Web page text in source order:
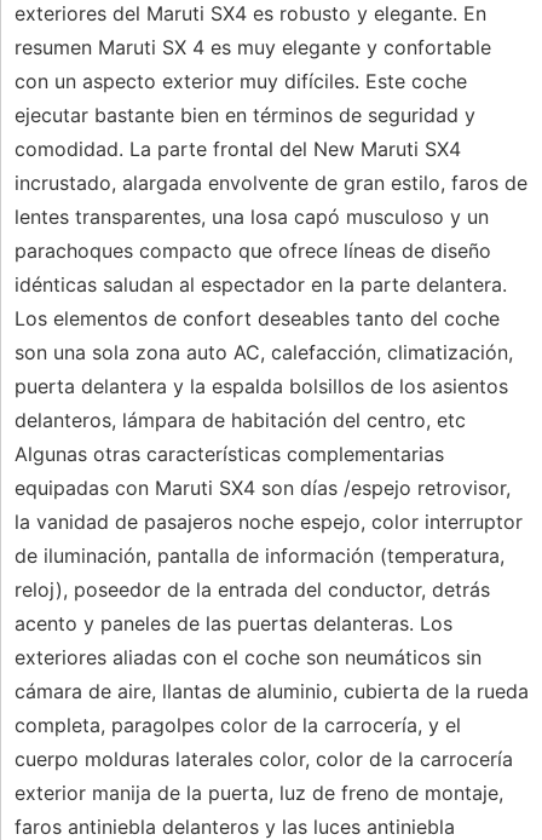
exteriores del Maruti SX4 es robusto y elegante. En
resumen Maruti SX 4 es muy elegante y confortable
con un aspecto exterior muy difíciles. Este coche
ejecutar bastante bien en términos de seguridad y
comodidad. La parte frontal del New Maruti SX4
incrustado, alargada envolvente de gran estilo, faros de
lentes transparentes, una losa capó musculoso y un
parachoques compacto que ofrece líneas de diseño
idénticas saludan al espectador en la parte delantera.
Los elementos de confort deseables tanto del coche
son una sola zona auto AC, calefacción, climatización,
puerta delantera y la espalda bolsillos de los asientos
delanteros, lámpara de habitación del centro, etc
Algunas otras características complementarias
equipadas con Maruti SX4 son días /espejo retrovisor,
la vanidad de pasajeros noche espejo, color interruptor
de iluminación, pantalla de información (temperatura,
reloj), poseedor de la entrada del conductor, detrás
acento y paneles de las puertas delanteras. Los
exteriores aliadas con el coche son neumáticos sin
cámara de aire, llantas de aluminio, cubierta de la rueda
completa, paragolpes color de la carrocería, y el
cuerpo molduras laterales color, color de la carrocería
exterior manija de la puerta, luz de freno de montaje,
faros antiniebla delanteros y las luces antiniebla